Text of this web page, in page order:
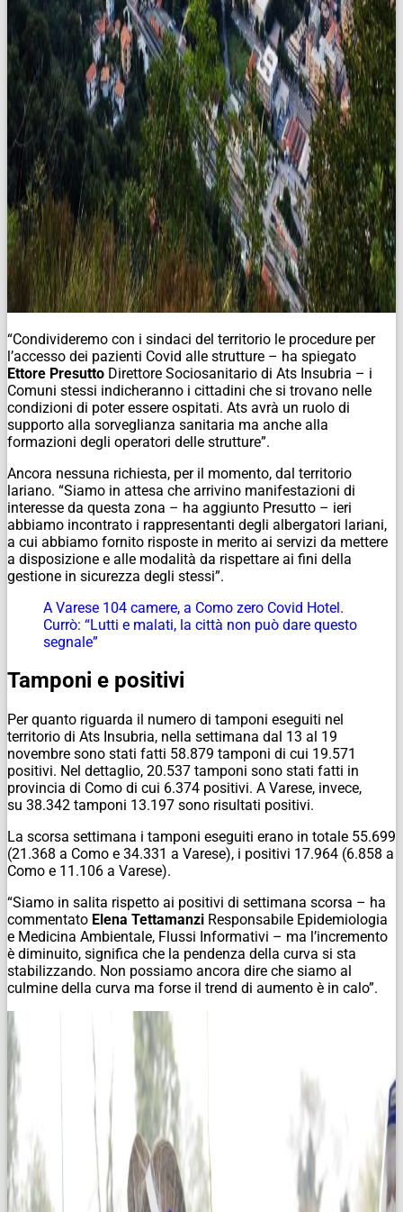
“Condivideremo con i sindaci del territorio le procedure per
l’accesso dei pazienti Covid alle strutture – ha spiegato
Ettore Presutto Direttore Sociosanitario di Ats Insubria – i
Comuni stessi indicheranno i cittadini che si trovano nelle
condizioni di poter essere ospitati. Ats avrà un ruolo di
supporto alla sorveglianza sanitaria ma anche alla
formazioni degli operatori delle strutture”.
Ancora nessuna richiesta, per il momento, dal territorio
lariano. “Siamo in attesa che arrivino manifestazioni di
interesse da questa zona – ha aggiunto Presutto – ieri
abbiamo incontrato i rappresentanti degli albergatori lariani,
a cui abbiamo fornito risposte in merito ai servizi da mettere
a disposizione e alle modalità da rispettare ai fini della
gestione in sicurezza degli stessi”.
A Varese 104 camere, a Como zero Covid Hotel.
Currò: “Lutti e malati, la città non può dare questo
segnale”
Tamponi e positivi
Per quanto riguarda il numero di tamponi eseguiti nel
territorio di Ats Insubria, nella settimana dal 13 al 19
novembre sono stati fatti 58.879 tamponi di cui 19.571
positivi. Nel dettaglio, 20.537 tamponi sono stati fatti in
provincia di Como di cui 6.374 positivi. A Varese, invece,
su 38.342 tamponi 13.197 sono risultati positivi.
La scorsa settimana i tamponi eseguiti erano in totale 55.699
(21.368 a Como e 34.331 a Varese), i positivi 17.964 (6.858 a
Como e 11.106 a Varese).
“Siamo in salita rispetto ai positivi di settimana scorsa – ha
commentato Elena Tettamanzi Responsabile Epidemiologia
e Medicina Ambientale, Flussi Informativi – ma l’incremento
è diminuito, significa che la pendenza della curva si sta
stabilizzando. Non possiamo ancora dire che siamo al
culmine della curva ma forse il trend di aumento è in calo”.